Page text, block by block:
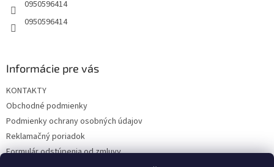
0950596414
0950596414
Informácie pre vás
KONTAKTY
Obchodné podmienky
Podmienky ochrany osobných údajov
Reklamačný poriadok
Formulár odstúpenia od zmluvy